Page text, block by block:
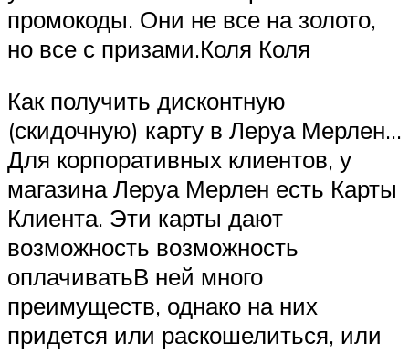
промокоды. Они не все на золото,
но все с призами.Коля Коля
Как получить дисконтную
(скидочную) карту в Леруа Мерлен…
Для корпоративных клиентов, у
магазина Леруа Мерлен есть Карты
Клиента. Эти карты дают
возможность возможность
оплачиватьВ ней много
преимуществ, однако на них
придется или раскошелиться, или